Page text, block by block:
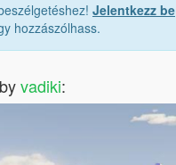
Jelentkezz be
hozzászólhass.
vadiki: